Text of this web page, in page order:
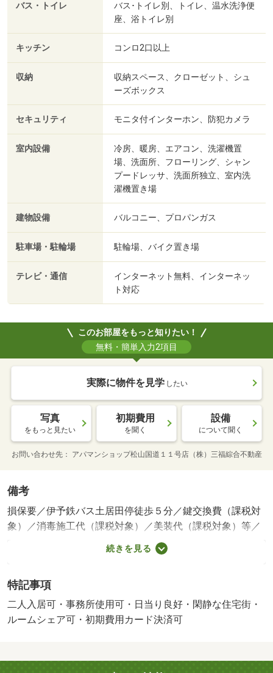
バス・トイレ
バス･トイレ別、トイレ、温水洗浄便
座、浴トイレ別
キッチン コンロ2口以上
収納
収納スペース、クローゼット、シュ
ーズボックス
セキュリティ モニタ付インターホン、防犯カメラ
室内設備
冷房、暖房、エアコン、洗濯機置
場、洗面所、フローリング、シャン
プードレッサ、洗面所独立、室内洗
濯機置き場
建物設備 バルコニー、プロパンガス
駐車場・駐輪場 駐輪場、バイク置き場
テレビ・通信
インターネット無料、インターネッ
ト対応
このお部屋をもっと知りたい！
無料・簡単入力2項目
実際に物件を見学 したい
写真
をもっと見たい
初期費用
を聞く
設備
について聞く
お問い合わせ先 アパマンショップ松山国道１１号店（株）三福綜合不動産
備考
損保要／伊予鉄バス土居田停徒歩５分／鍵交換費（課税対
象）／消毒施工代（課税対象）／美装代（課税対象）等／
ハッピーサポート １０００円（月額）／保証会社利用
必：初回：月額総賃料の４０％ 月々：賃料の１％ 更新
外５５００円 ケーブルテレビの多チャンネル視聴可能
保証会社：レントラエポス（株）／バストイレ別／バルコ
ニー／エアコン／クロゼット／フローリング／シャワー付
口コンロ／駐輪場／即入居可／礼金不要／閑静な住宅地／
続きを見る
特記事項
二人入居可・事務所使用可・日当り良好・閑静な住宅街・
ルームシェア可・初期費用カード決済可